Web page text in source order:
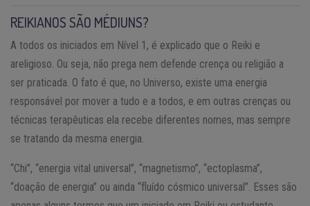
REIKIANOS SÃO MÉDIUNS?
A todos os iniciados em Nível 1, é explicado que o Reiki e
areligioso. Ou seja, não prega nem defende crença ou religião a
ser praticada. O fato é que, no Universo, existe uma energia
responsável por mover a tudo e a todos, e em outras crenças ou
técnicas terapêuticas ela recebe diferentes nomes, mas sempre
se tratando da mesma energia.
“Chi”, “energia vital universal”, “magnetismo”, “ectoplasma”,
“doação de energia” ou ainda “fluído cósmico universal”. Esses são